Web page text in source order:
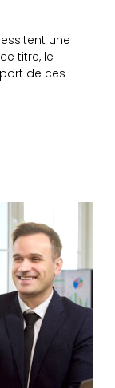
une
titre, le
de ces